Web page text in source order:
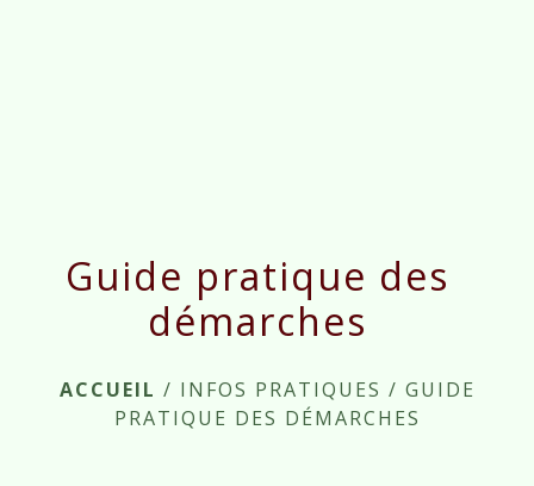
Guide pratique des
démarches
ACCUEIL / INFOS PRATIQUES / GUIDE
PRATIQUE DES DÉMARCHES